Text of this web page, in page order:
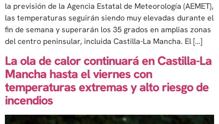
la previsión de la Agencia Estatal de Meteorología (AEMET),
las temperaturas seguirán siendo muy elevadas durante el
fin de semana y superarán los 35 grados en amplias zonas
del centro peninsular, incluida Castilla-La Mancha. El […]
La ola de calor continuará en Castilla-La
Mancha hasta el viernes con
temperaturas extremas y alto riesgo de
incendios